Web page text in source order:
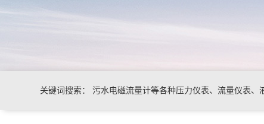
关键词搜索： 污水电磁流量计等各种压力仪表、流量仪表、